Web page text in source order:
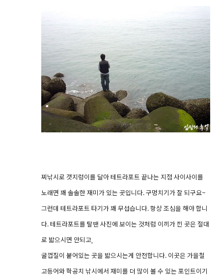
찌낚시로 갯지렁이를 달아 테트라포트 끝나는 지점 사이사이를
노래면 꽤 솔솔한 재미가 있는 곳입니다. 구멍치기가 잘 되구요~
그런데 테트라포트 타기가 꽤 무섭습니다. 항상 조심을 해야 합니
다. 테트라포트를 탈땐 사진에 보이는 것처럼 이끼가 낀 곳은 절대
로 밟으시면 안되고,
굴껍질이 붙어있는 곳을 밟으시는게 안전합니다. 이곳은 가을철
고등어와 학공치 낚시에서 재미를 더 많이 볼 수 있는 포인트이기